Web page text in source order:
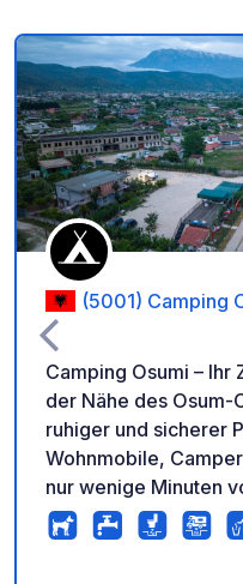
(5001) Camping
Camping Osumi – Ihr
der Nähe des Osum-
ruhiger und sicherer
Wohnmobile,
nur wenige Minuten
atemberaubenden
entfernt. ✅ Schattige und nummerierte